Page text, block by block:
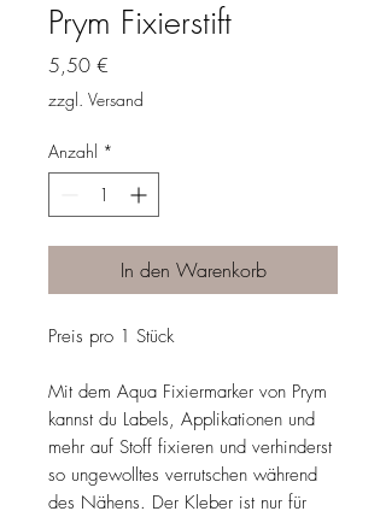
Prym Fixierstift
5,50 €
zzgl. Versand
Anzahl *
In den Warenkorb
Preis pro 1 Stück
Mit dem Aqua Fixiermarker von Prym
kannst du Labels, Applikationen und
mehr auf Stoff fixieren und verhinderst
so ungewolltes verrutschen während
des Nähens. Der Kleber ist nur für